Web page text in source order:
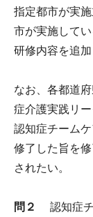
指定都市が実
市が実施して
研修内容を追
なお、各都道
症介護実践リ
認知症チーム
修了した旨を
されたい。
問２
認知症チ